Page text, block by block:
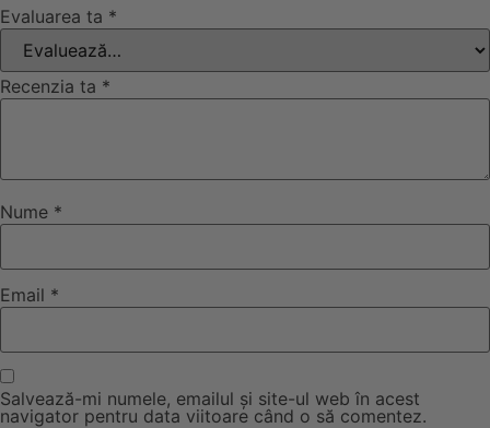
Evaluarea ta *
Recenzia ta *
Nume *
Email *
Salvează-mi numele, emailul și site-ul web în acest
navigator pentru data viitoare când o să comentez.